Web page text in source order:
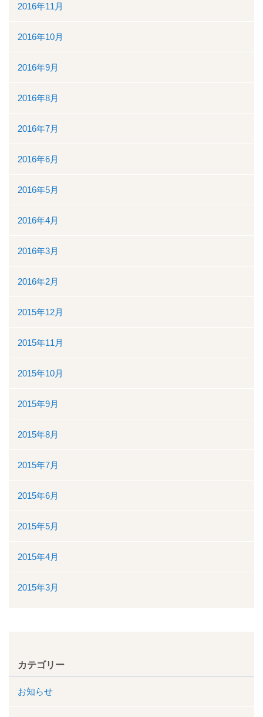
2016年11月
2016年10月
2016年9月
2016年8月
2016年7月
2016年6月
2016年5月
2016年4月
2016年3月
2016年2月
2015年12月
2015年11月
2015年10月
2015年9月
2015年8月
2015年7月
2015年6月
2015年5月
2015年4月
2015年3月
カテゴリー
お知らせ